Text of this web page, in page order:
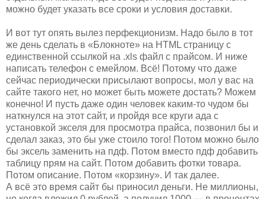
можно будет указать все сроки и условия доставки.
И вот тут опять вылез перфекционизм. Надо было в тот
же день сделать в «Блокноте» на HTML страницу с
единственной ссылкой на .xls файл с прайсом. И ниже
написать телефон с емейлом. Всё! Потому что даже
сейчас периодически присылают вопросы, мол у вас на
сайте такого нет, но может быть можете достать? Можем
конечно! И пусть даже один человек каким-то чудом бы
наткнулся на этот сайт, и пройдя все круги ада с
установкой экселя для просмотра прайса, позвонил бы и
сделал заказ, это бы уже стоило того! Потом можно было
бы эксель заменить на пдф. Потом вместо пдф добавить
таблицу прям на сайт. Потом добавить фотки товара.
Потом описание. Потом «корзину». И так далее.
А всё это время сайт бы приносил деньги. Не миллионы,